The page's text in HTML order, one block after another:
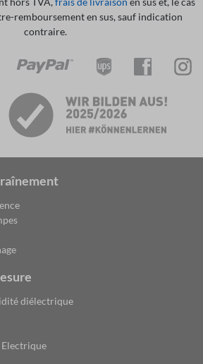
remboursement en sus, sauf indication
contraire.
diélectrique
Electrique